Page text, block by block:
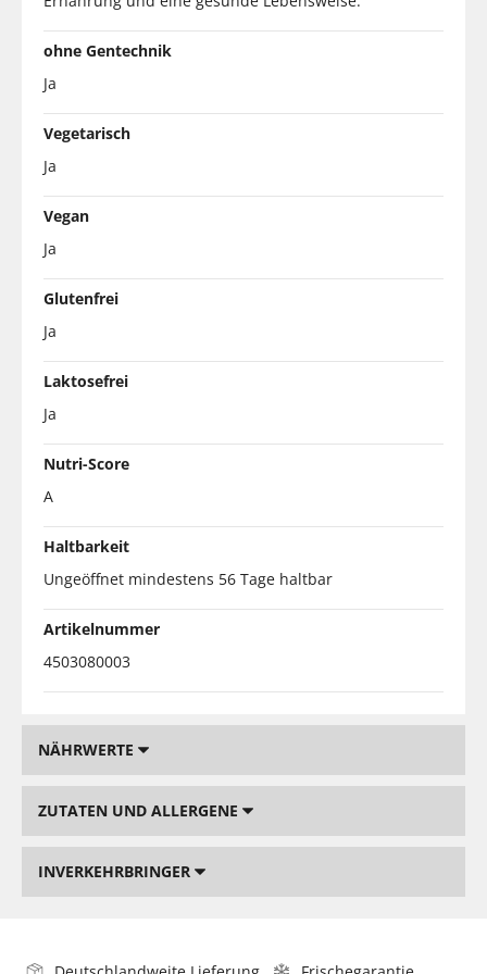
ohne Gentechnik
Ja
Vegetarisch
Ja
Vegan
Ja
Glutenfrei
Ja
Laktosefrei
Ja
Nutri-Score
A
Haltbarkeit
Ungeöffnet mindestens 56 Tage haltbar
Artikelnummer
4503080003
NÄHRWERTE
ZUTATEN UND ALLERGENE
INVERKEHRBRINGER